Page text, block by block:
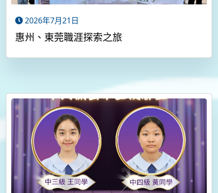
2026年7月21日
惠州、東莞職涯探索之旅